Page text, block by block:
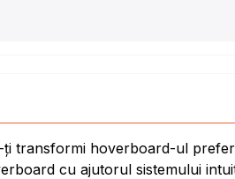
transformi hoverboard-ul
cu ajutorul sistemului